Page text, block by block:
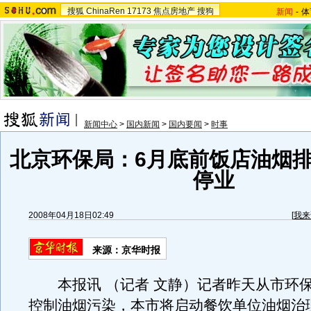
搜狐 ChinaRen 17173 焦点房地产 搜狗 新闻 -
新闻中心 > 国内新闻 > 国内要闻 > 时事
北京环保局：6月底前饭店油烟
停业
2008年04月18日02:49 [我
来源：京华时报
本报讯 （记者 文静）记者昨天从市环
控制油烟污染，本市将启动餐饮单位油烟治